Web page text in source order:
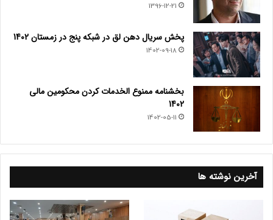
1396-12-21
پخش سریال دهن لق در شبکه پنج در زمستان 1402
1402-09-18
بخشنامه ممنوع الخدمات کردن محکومین مالی
1402
1402-05-11
آخرین نوشته ها